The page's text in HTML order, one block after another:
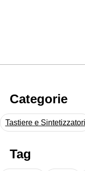
Categorie
Tastiere e Sintetizzatori
Tag